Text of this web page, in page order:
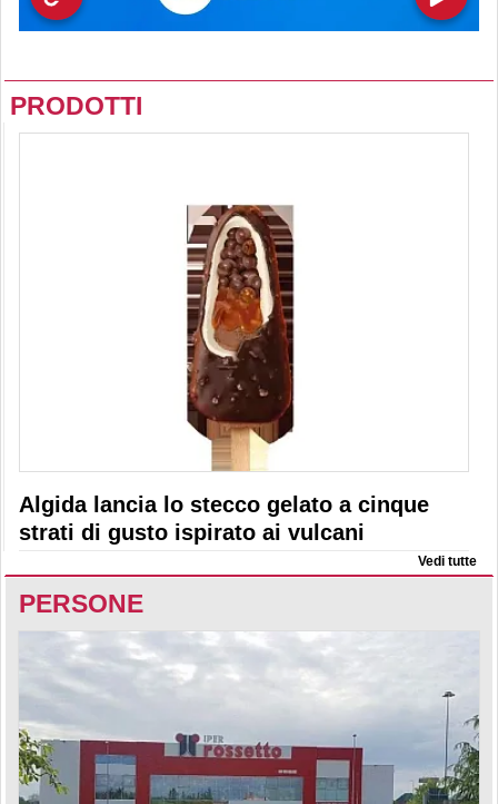
PRODOTTI
Algida lancia lo stecco gelato a cinque
strati di gusto ispirato ai vulcani
Vedi tutte
PERSONE